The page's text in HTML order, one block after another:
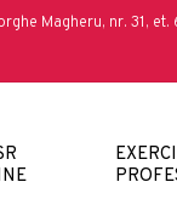
Magheru, nr. 31,